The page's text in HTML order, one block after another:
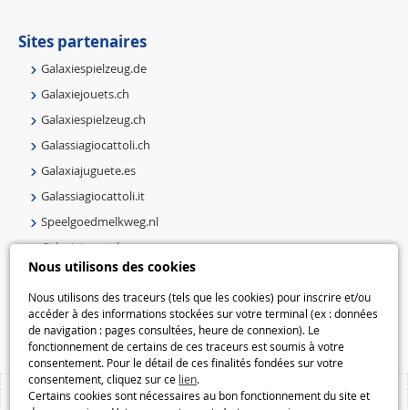
Nous utilisons des cookies
Nous utilisons des traceurs (tels que les cookies) pour inscrire et/ou
accéder à des informations stockées sur votre terminal (ex : données
de navigation : pages consultées, heure de connexion). Le
fonctionnement de certains de ces traceurs est soumis à votre
consentement. Pour le détail de ces finalités fondées sur votre
consentement, cliquez sur ce lien.
Certains cookies sont nécessaires au bon fonctionnement du site et
Sites partenaires
Galaxiespielzeug.de
Galaxiejouets.ch
Galaxiespielzeug.ch
Galassiagiocattoli.ch
Galaxiajuguete.es
Galassiagiocattoli.it
Speelgoedmelkweg.nl
Galaxiejouets.be
Galaxiespielzeug.be
Speelgoedmelkweg.be
Macway.com